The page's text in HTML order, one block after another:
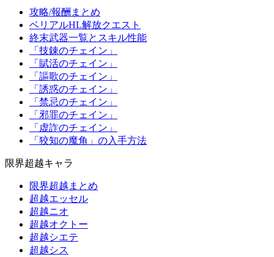
攻略/報酬まとめ
ベリアルHL解放クエスト
終末武器一覧とスキル性能
「技錬のチェイン」
「賦活のチェイン」
「謳歌のチェイン」
「誘惑のチェイン」
「禁忌のチェイン」
「邪罪のチェイン」
「虚詐のチェイン」
「狡知の魔角」の入手方法
限界超越キャラ
限界超越まとめ
超越エッセル
超越ニオ
超越オクトー
超越シエテ
超越シス